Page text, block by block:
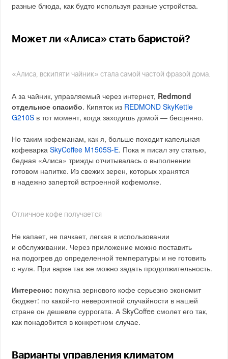
разные блюда, как будто используя разные устройства.
Может ли «Алиса» стать баристой?
«Алиса, вскипяти чайник» стала самой частой фразой дома.
А за чайник, управляемый через интернет, Redmond
отдельное спасибо. Кипяток из REDMOND SkyKettle
G210S в тот момент, когда заходишь домой — бесценно.
Но таким кофеманам, как я, больше походит капельная
кофеваркаSkyCoffee M1505S-E. Пока я писал эту статью,
бедная «Алиса» трижды отчитывалась о выполнении
готовом напитке. Из свежих зерен, которых хранятся
в надежно запертой встроенной кофемолке.
Отличное кофе получается
Не капает, не пачкает, легкая в использовании
и обслуживании. Через приложение можно поставить
на подогрев до определенной температуры и не готовить
с нуля. При варке так же можно задать продолжительность.
Интересно: покупка зернового кофе серьезно экономит
бюджет: по какой-то невероятной случайности в нашей
стране он дешевле суррогата. А SkyCoffee смолет его так,
как понадобится в конкретном случае.
Варианты управления климатом